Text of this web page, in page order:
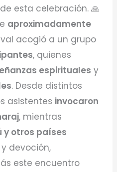
esta celebración. 🙏
aproximadamente
acogió a un grupo
, quienes
espirituales y
. Desde distintos
asistentes invocaron
, mientras
y otros países
devoción,
este encuentro